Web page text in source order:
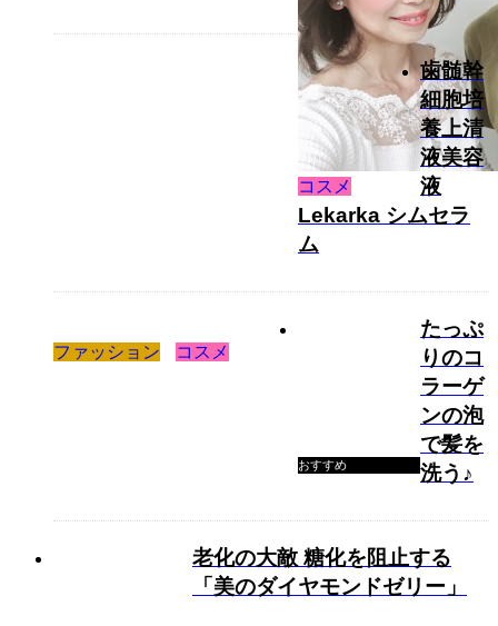
コスメ
ファッション コスメ
歯髄幹
細胞培
養上清
液美容
液
Lekarka シムセラ
ム
おすすめ
たっぷ
りのコ
ラーゲ
ンの泡
で髪を
洗う♪
老化の大敵 糖化を阻止する
「美のダイヤモンドゼリー」